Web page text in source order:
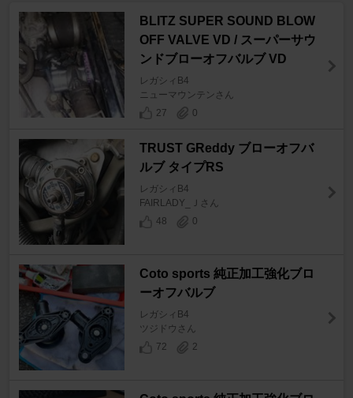
BLITZ SUPER SOUND BLOW
OFF VALVE VD / スーパーサウ
ンドブローオフバルブ VD
レガシィB4
ニューマウンテンさん
27
0
TRUST GReddy ブローオフバ
ルブ タイプRS
レガシィB4
FAIRLADY_Ｊさん
48
0
Coto sports 純正加工強化ブロ
ーオフバルブ
レガシィB4
ツジドウさん
72
2